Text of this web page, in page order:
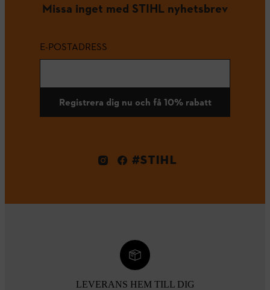
Missa inget med STIHL nyhetsbrev
E-POSTADRESS
Registrera dig nu och få 10% rabatt
#STIHL
LEVERANS HEM TILL DIG